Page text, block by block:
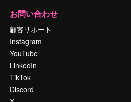
お問い合わせ
顧客サポート
Instagram
YouTube
LinkedIn
TikTok
Discord